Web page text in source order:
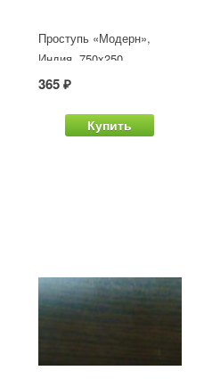
Проступь «Модерн»,
Индия, 750x250
365 ₽
Купить